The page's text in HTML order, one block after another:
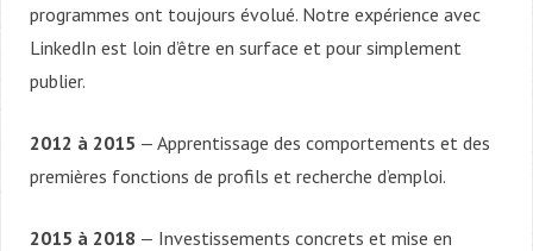
programmes ont toujours évolué. Notre expérience avec
LinkedIn est loin d’être en surface et pour simplement
publier.
2012 à 2015 — Apprentissage des comportements et des
premières fonctions de profils et recherche d’emploi.
2015 à 2018 — Investissements concrets et mise en